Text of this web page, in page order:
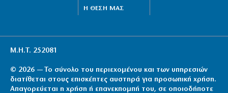
Η ΘΕΣΗ ΜΑΣ
Μ.Η.Τ. 252081
© 2026 — Το σύνολο του περιεχομένου και των υπηρεσιών
διατίθεται στους επισκέπτες αυστηρά για προσωπική χρήση.
Απαγορεύεται η χρήση ή επανεκπομπή του, σε οποιοδήποτε